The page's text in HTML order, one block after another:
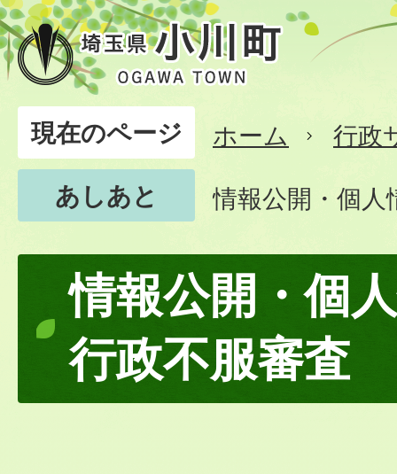
現在のページ ホーム
行政
あしあと
情報公開・個人
情報公開・個
行政不服審査